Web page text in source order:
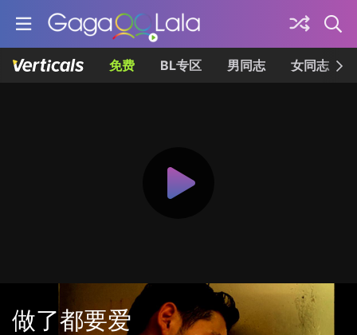
免费 BL专区 男同志 女同志
做了都要爱